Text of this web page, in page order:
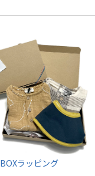
BOXラッピング